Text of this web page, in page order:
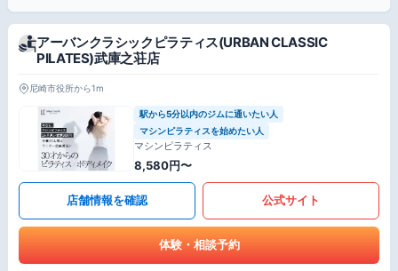
アーバンクラシックピラティス(URBAN CLASSIC
PILATES)武庫之荘店
尼崎市役所から1m
駅から5分以内のジムに通いたい人
マシンピラティスを始めたい人
マシンピラティス
8,580円〜
店舗情報を確認 公式サイト
体験・相談予約